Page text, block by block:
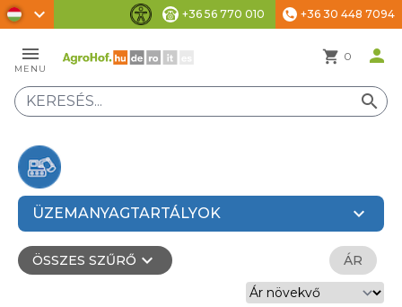
chevron_right
Akadálymentesítési beállítások
+36 56 770 010 phone +36 30 448 7094
menu
MENU
shopping_cart 0 person
search
ÜZEMANYAGTARTÁLYOK expand_more
ÖSSZES SZŰRŐ expand_more ÁR